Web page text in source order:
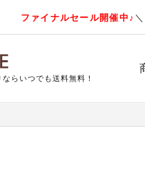
ファイナルセール開催中♪
らいつでも送料無料！